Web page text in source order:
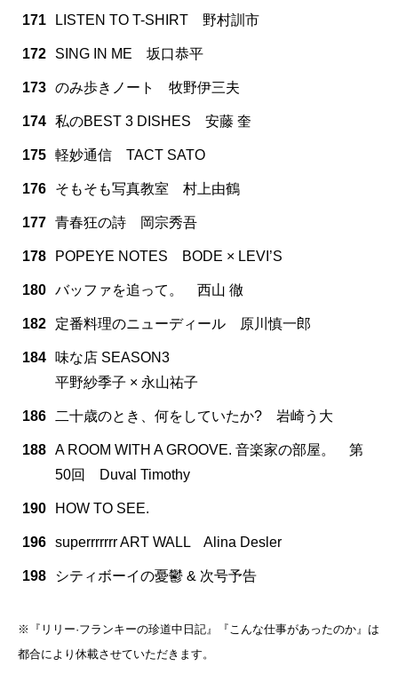
171 LISTEN TO T-SHIRT 野村訓市
172 SING IN ME 坂口恭平
173 のみ歩きノート 牧野伊三夫
174 私のBEST 3 DISHES 安藤 奎
175 軽妙通信 TACT SATO
176 そもそも写真教室 村上由鶴
177 青春狂の詩 岡宗秀吾
178 POPEYE NOTES BODE × LEVI’S
180 バッファを追って。 西山 徹
182 定番料理のニューディール 原川慎一郎
184
味な店 SEASON3
平野紗季子 × 永山祐子
186 二十歳のとき、何をしていたか? 岩崎う大
188 A ROOM WITH A GROOVE. 音楽家の部屋。 第
50回 Duval Timothy
190 HOW TO SEE.
196 superrrrrrr ART WALL Alina Desler
198 シティボーイの憂鬱 & 次号予告
※『リリー·フランキーの珍道中日記』『こんな仕事があったのか』は
都合により休載させていただきます。